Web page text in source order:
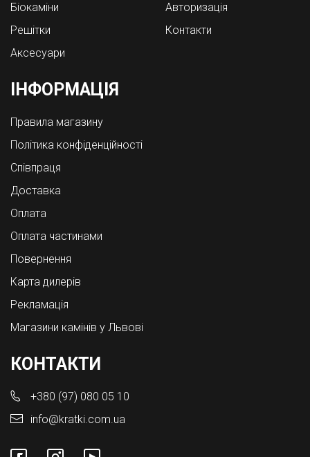
Біокаміни
Решітки
Аксесуари
Авторизація
Контакти
ІНФОРМАЦІЯ
Правила магазину
Політика конфіденційності
Співпраця
Доставка
Оплата
Оплата частинами
Повернення
Карта дилерів
Рекламація
Магазини камінів у Львові
КОНТАКТИ
+380 (97) 080 05 10
info@kratki.com.ua